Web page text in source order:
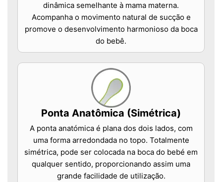
dinâmica semelhante à mama materna.
Acompanha o movimento natural de sucção e
promove o desenvolvimento harmonioso da boca
do bebê.
Ponta Anatômica (Simétrica)
A ponta anatómica é plana dos dois lados, com
uma forma arredondada no topo. Totalmente
simétrica, pode ser colocada na boca do bebé em
qualquer sentido, proporcionando assim uma
grande facilidade de utilização.